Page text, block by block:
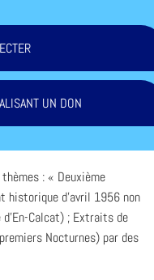
UN DON
: « Deuxième
historique d’avril 1956 non
Calcat) ; Extraits de
Nocturnes) par des